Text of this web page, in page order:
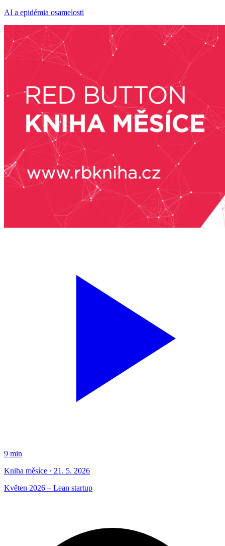
AI a epidémia osamelosti
9 min
Kniha měsíce · 21. 5. 2026
Květen 2026 – Lean startup